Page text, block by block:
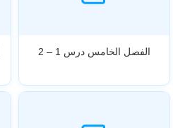
الفصل الخامس درس 1 – 2